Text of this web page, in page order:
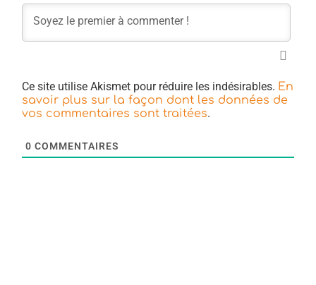
Ce site utilise Akismet pour réduire les indésirables. En
savoir plus sur la façon dont les données de
vos commentaires sont traitées.
0 COMMENTAIRES